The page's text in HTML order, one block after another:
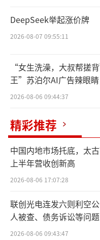
依赖大宗商品（如
产基地布局的行业
在金龙鱼入股
厂方面有所合作，
立了Grand Silver
（以下简称“香港
后者持股49%。而
油合作，共同出资
有限公司，鲁花集
和49%。
DeepSeek举起涨价牌
2026-08-07 09:55:11
“女生洗澡，大叔帮搓
王”苏泊尔AI广告辣眼
2026-08-06 09:44:37
精彩推荐
中国内地市场托底，太
上半年营收创新高
2026-08-06 17:07:28
联创光电连发六则利空
人被查、债务诉讼等问
所曾出具“保留意见”
2026-08-06 09:43:47